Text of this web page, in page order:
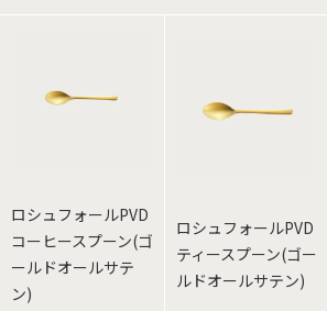
ロシュフォールPVD
コーヒースプーン(ゴ
ールドオールサテ
ン)
ロシュフォールPVD
ティースプーン(ゴー
ルドオールサテン)